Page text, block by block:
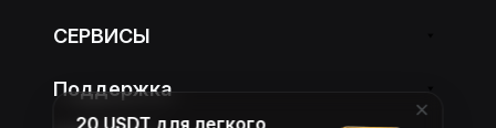
СЕРВИСЫ
Поддержка
20 USDT для легкого